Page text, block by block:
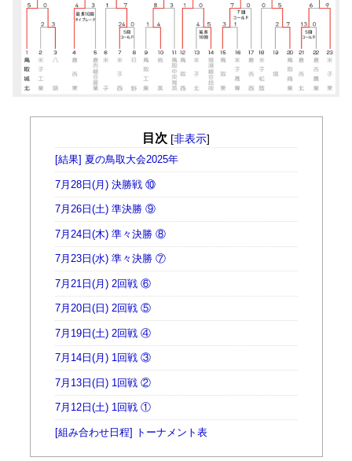
目次 [非表示]
[結果] 夏の鳥取大会2025年
7月28日(月) 決勝戦 ⑩
7月26日(土) 準決勝 ⑨
7月24日(木) 準々決勝 ⑧
7月23日(水) 準々決勝 ⑦
7月21日(月) 2回戦 ⑥
7月20日(日) 2回戦 ⑤
7月19日(土) 2回戦 ④
7月14日(月) 1回戦 ③
7月13日(日) 1回戦 ②
7月12日(土) 1回戦 ①
[組み合わせ日程] トーナメント表